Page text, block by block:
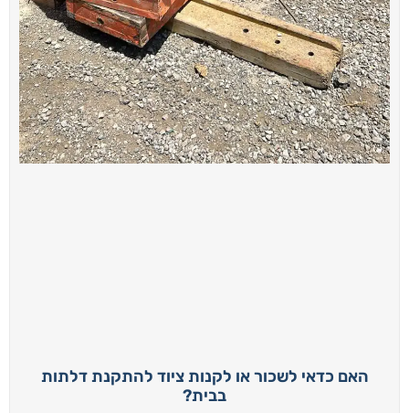
האם כדאי לשכור או לקנות ציוד להתקנת דלתות
בבית?